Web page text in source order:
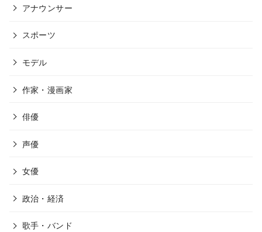
アナウンサー
スポーツ
モデル
作家・漫画家
俳優
声優
女優
政治・経済
歌手・バンド